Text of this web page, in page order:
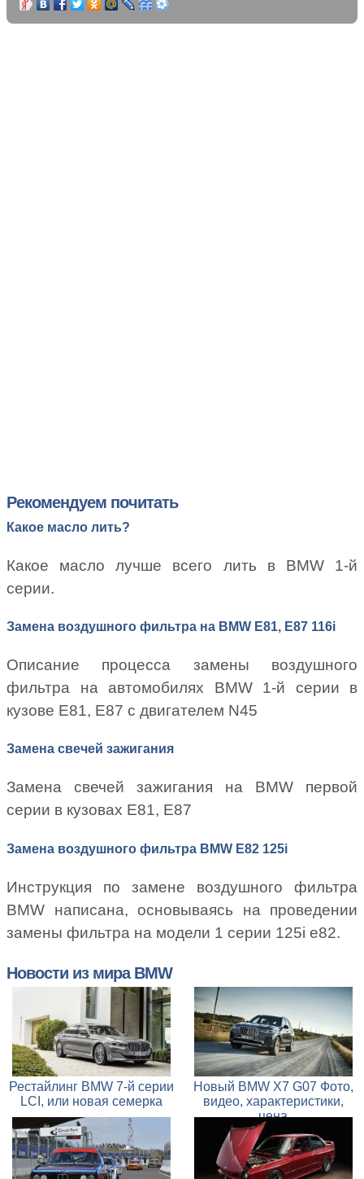
Рекомендуем почитать
Какое масло лить?
Какое масло лучше всего лить в BMW 1-й
серии.
Замена воздушного фильтра на BMW E81, E87 116i
Описание процесса замены воздушного
фильтра на автомобилях BMW 1-й серии в
кузове E81, E87 с двигателем N45
Замена свечей зажигания
Замена свечей зажигания на BMW первой
серии в кузовах E81, E87
Замена воздушного фильтра BMW E82 125i
Инструкция по замене воздушного фильтра
BMW написана, основываясь на проведении
замены фильтра на модели 1 серии 125i e82.
Новости из мира BMW
Рестайлинг BMW 7-й серии
LCI, или новая семерка
Новый BMW X7 G07 Фото,
видео, характеристики,
цена